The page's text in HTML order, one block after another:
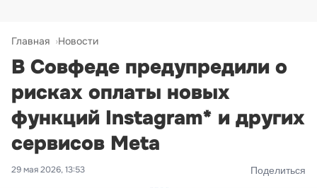
Главная Новости
В Совфеде предупредили о
рисках оплаты новых
функций Instagram* и других
сервисов Meta
29 мая 2026, 13:53 Поделиться